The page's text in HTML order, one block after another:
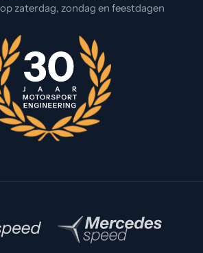
zaterdag, zondag en feestdagen